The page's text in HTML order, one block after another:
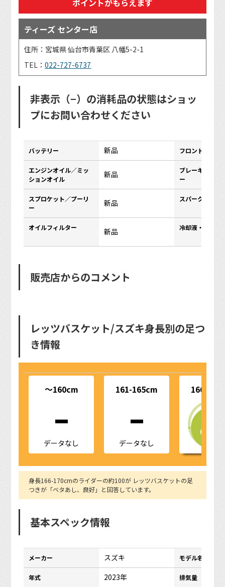
ポイントがもらえます
ティーズ センター店
住所：宮城県 仙台市青葉区 八幡5-2-1
TEL：022-727-6737
非表示（−）の消耗品の状態はショッ
プにお問い合わせください
バッテリー 新品 フロントタイヤ
エンジンオイル／ミッ
ションオイル
新品
ブレーキパッド
ー
スプロケット／プーリ
ー
新品 スパークプラグ
オイルフィルター 新品 冷却液・クーラ
販売店からのコメント
レッツバスケット/スズキ身長別の足つ
き情報
～160cm
-
データなし
161-165cm
-
データなし
166-
身長166-170cmのライダーの約100が レッツバスケットの足
つきが「ベタあし、良好」と回答しています。
基本スペック情報
メーカー スズキ モデル名
年式 2023年 排気量